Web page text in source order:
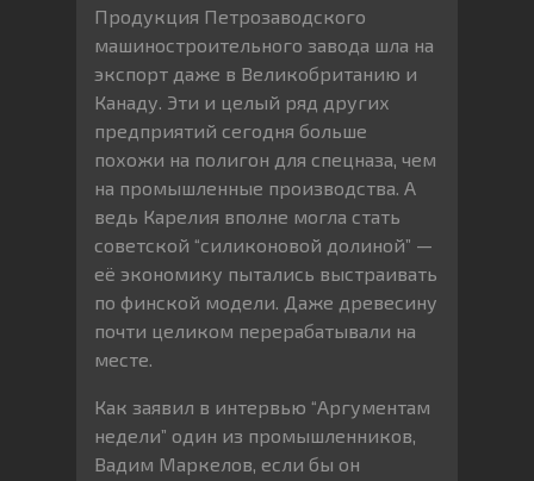
Продукция Петрозаводского
машиностроительного завода шла на
экспорт даже в Великобританию и
Канаду. Эти и целый ряд других
предприятий сегодня больше
похожи на полигон для спецназа, чем
на промышленные производства. А
ведь Карелия вполне могла стать
советской “силиконовой долиной” —
её экономику пытались выстраивать
по финской модели. Даже древесину
почти целиком перерабатывали на
месте.
Как заявил в интервью “Аргументам
недели” один из промышленников,
Вадим Маркелов, если бы он